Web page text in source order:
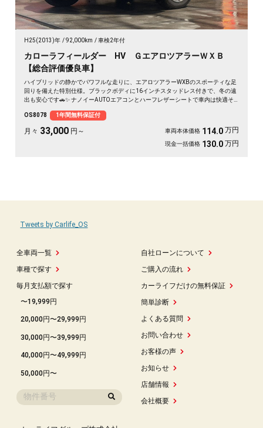
H25(2013)年 92,000km 車検2年付
カローラフィールダー HV ＧエアロツアラーＷＸＢ
【総合評価優良車】
ハイブリッドの静かでパワフルな走りに、エアロツアラーWXBのスポーティな足
回りを備えた特別仕様。ブラックボディに16インチスタッドレス付きで、冬の遠
出も安心です🚗✨ ナノイーAUTOエアコンとハーフレザーシートで車内は快適そ
週末のドライブも通勤も、燃費を気にせず走り出せる一台💫《1年保証付》👍
OS8078 1年間無料保証付
月々 33,000 円～ 車両本体価格 114.0 万円
現金一括価格 130.0 万円
全車両一覧
車種で探す
毎月支払額で探す
〜19,999円
20,000円〜29,999円
30,000円〜39,999円
40,000円〜49,999円
50,000円〜
自社ローンについて
ご購入の流れ
カーライフだけの無料保証
簡単診断
よくある質問
お問い合わせ
お客様の声
お知らせ
店舗情報
会社概要
Tweets by Carlife_OS